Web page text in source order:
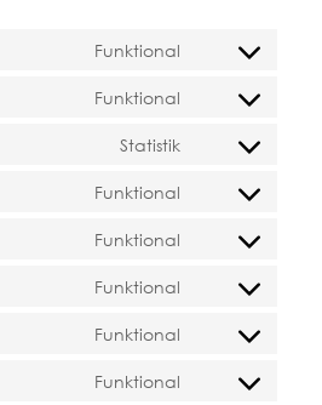
Funktional
Consent
service
Funktional
Consent
service
Statistik
Consent
service
analytics
Funktional
Consent
service
Funktional
Consent
service
recaptcha
Funktional
Consent
service
maps
Funktional
Consent
service
Funktional
Consent